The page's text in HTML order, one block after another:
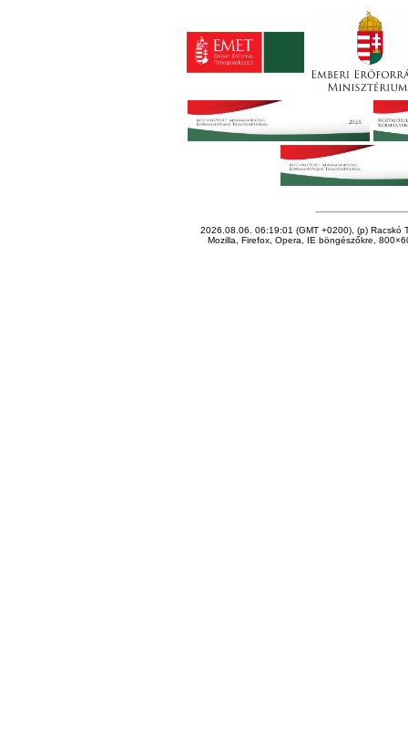
2026.08.06. 06:19:01 (GMT +0200), (p) Racskó
Mozilla, Firefox, Opera, IE böngészőkre,